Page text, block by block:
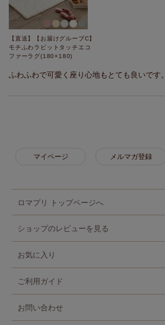
【直送】【お届けグループC】
モチふわラビットタッチエコ
ファーラグ(180×180)
ふわふわで可愛く座り心地もとても良いです。
マイページ メルマガ登録
ロマプリ トップページへ
ショップのレビューを見る
お気に入り
ご利用ガイド
お問い合わせ